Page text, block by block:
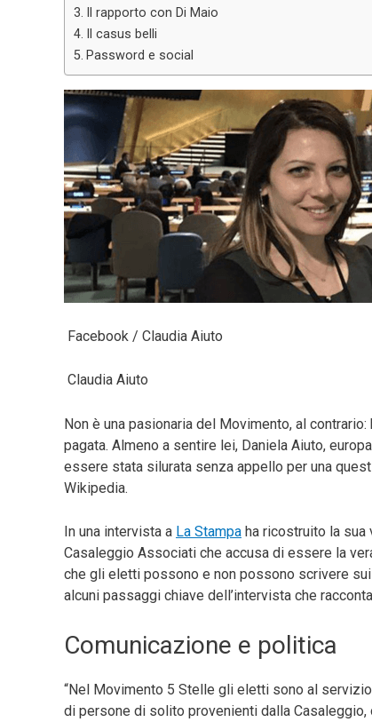
Il rapporto con Di Maio
Il casus belli
Password e social
Facebook / Claudia Aiuto
Claudia Aiuto
Non è una pasionaria del Movimento, al
pagata. Almeno a sentire lei, Daniela Aiuto,
essere stata silurata senza appello per una
Wikipedia.
In una intervista a La Stampa ha ricostruito la
Casaleggio Associati che accusa di essere la
che gli eletti possono e non possono scrivere
alcuni passaggi chiave dell’intervista che
Comunicazione e politica
“Nel Movimento 5 Stelle gli eletti sono al
di persone di solito provenienti dalla